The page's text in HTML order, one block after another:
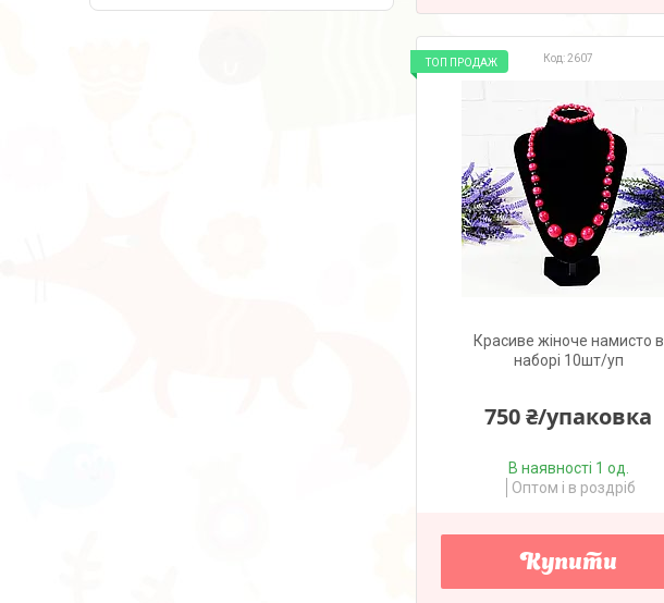
2607
ТОП ПРОДАЖ
Красиве жіноче намисто в
наборі 10шт/уп
750 ₴/упаковка
В наявності 1 од.
Оптом і в роздріб
Купити